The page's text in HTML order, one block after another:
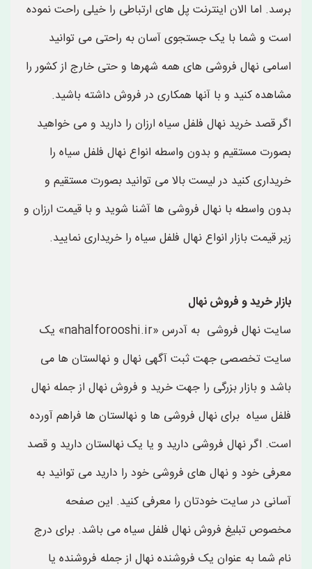
برسد. اما الان اینترنت پل های ارتباطی را خیلی راحت نموده
است و شما با یک جستجوی آسان به راحتی می توانید
اسامی نهال فروشی های همه شهرها و حتی خارج از کشور را
مشاهده کنید و با آنها همکاری در فروش داشته باشید.
اگر قصد خرید نهال فلفل سیاه ارزان را دارید و می خواهید
بصورت مستقیم و بدون واسطه انواع نهال فلفل سیاه را
خریداری کنید در لیست بالا می توانید بصورت مستقیم و
بدون واسطه با نهال فروشی ها آشنا شوید و با قیمت ارزان و
زیر قیمت بازار انواع نهال فلفل سیاه را خریداری نمایید.
بازار خرید و فروش نهال
سایت نهال فروشی به آدرس «nahalforooshi.ir» یک
سایت تخصصی جهت ثبت آگهی نهال و نهالستان ها می
باشد و بازار بزرگی را جهت خرید و فروش نهال از جمله نهال
فلفل سیاه برای نهال فروشی ها و نهالستان ها فراهم آورده
است. اگر نهال فروشی دارید و یا یک نهالستان دارید و قصد
معرفی خود و نهال های فروشی خود را دارید می توانید به
آسانی در سایت خودتان را معرفی کنید. این صفحه
مخصوص تبلیغ فروش نهال فلفل سیاه می باشد. برای درج
نام شما به عنوان یک فروشنده نهال از جمله فروشنده یا